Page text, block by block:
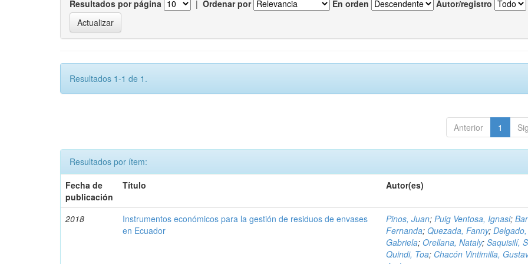
Resultados por página | Ordenar por En orden Autor/registro
Resultados 1-1 de 1.
Anterior 1
Resultados por ítem:
Fecha de
publicación
Título Autor(es)
2018
Instrumentos económicos para la gestión de residuos de envases
en Ecuador
Pinos, Juan;Puig Ventosa, Ignasi;
Fernanda;Quezada, Fanny;Delgado,
Gabriela;Orellana, Nataly;Saquisilí,
Quindi, Toa; Chacón Vintimilla,